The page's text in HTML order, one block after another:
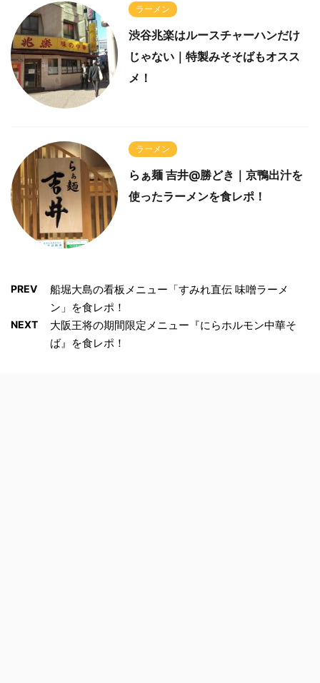
ラーメン
渋谷兆楽はルースチャーハンだけ
じゃない｜特製みそそばもオスス
メ！
ラーメン
らぁ麺 吉井@勝どき｜京鴨出汁を
使ったラーメンを食レポ！
PREV
船堀大島の看板メニュー「すみれ直伝 味噌ラーメ
ン」を食レポ！
NEXT
大阪王将の期間限定メニュー『にらホルモン中華そ
ば』を食レポ！